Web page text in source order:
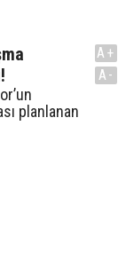
planlanan
A+
A-